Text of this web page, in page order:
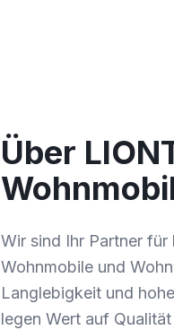
Über
Wir sind Ihr Partner
Wohnmobile und
Langlebigkeit und
legen Wert auf